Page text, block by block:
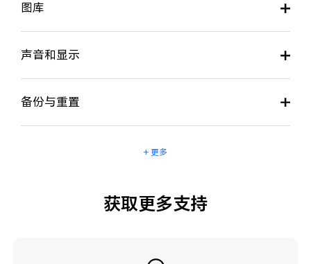
图库
声音和显示
备份与重置
+ 更多
获取更多支持